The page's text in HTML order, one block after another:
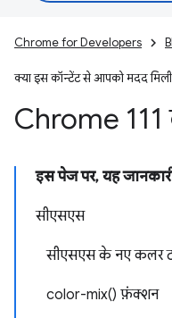
Chrome for Developers
क्या इस कॉन्टेंट से आपको मदद
Chrome 111
इस पेज पर, यह
सीएसएस
सीएसएस के नए कलर
color-mix() फ़ंक्शन